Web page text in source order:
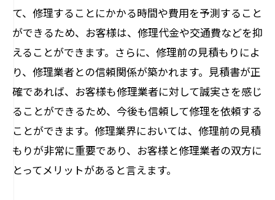
て、修理することにかかる時間や費用を予測すること
ができるため、お客様は、修理代金や交通費などを抑
えることができます。さらに、修理前の見積もりによ
り、修理業者との信頼関係が築かれます。見積書が正
確であれば、お客様も修理業者に対して誠実さを感じ
ることができるため、今後も信頼して修理を依頼する
ことができます。修理業界においては、修理前の見積
もりが非常に重要であり、お客様と修理業者の双方に
とってメリットがあると言えます。